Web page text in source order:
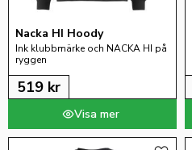
Nacka HI Hoody
Ink klubbmärke och NACKA HI på
ryggen
519 kr